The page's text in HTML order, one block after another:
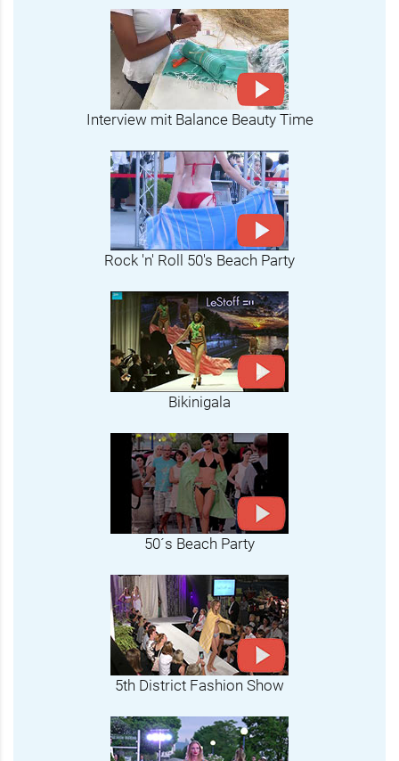
Interview mit Balance Beauty Time
Rock 'n' Roll 50's Beach Party
Bikinigala
50´s Beach Party
5th District Fashion Show